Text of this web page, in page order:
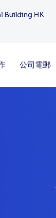
Building HK
公司電郵